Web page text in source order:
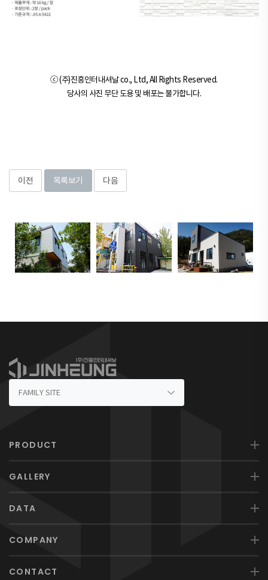
ⓒ (주)진흥인터내셔날 co., Ltd, All Rights Reserved.
당사의 사진 무단 도용 및 배포는 불가합니다.
이전 목록보기 다음
PRODUCT
GALLERY
DATA
COMPANY
CONTACT